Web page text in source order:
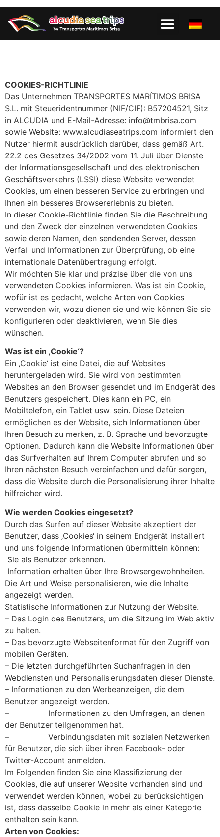
COOKIES-RICHTLINIE
Das Unternehmen TRANSPORTES MARÍTIMOS BRISA
S.L. mit Steueridentnummer (NIF/CIF): B57204521, Sitz
in ALCUDIA und E-Mail-Adresse: info@tmbrisa.com
sowie Website: www.alcudiaseatrips.com informiert den
Nutzer hiermit ausdrücklich darüber, dass gemäß Art.
22.2 des Gesetzes 34/2002 vom 11. Juli über Dienste
der Informationsgesellschaft und des elektronischen
Geschäftsverkehrs (LSSI) diese Website verwendet
Cookies, um einen besseren Service zu erbringen und
Ihnen ein besseres Browsererlebnis zu bieten.
In dieser Cookie-Richtlinie finden Sie die Beschreibung
und den Zweck der einzelnen verwendeten Cookies
sowie deren Namen, den sendenden Server, dessen
Verfall und Informationen zur Überprüfung, ob eine
internationale Datenübertragung erfolgt.
Wir möchten Sie klar und präzise über die von uns
verwendeten Cookies informieren. Was ist ein Cookie,
wofür ist es gedacht, welche Arten von Cookies
verwenden wir, wozu dienen sie und wie können Sie sie
konfigurieren oder deaktivieren, wenn Sie dies
wünschen.
Was ist ein ‚Cookie‘?
Ein ‚Cookie‘ ist eine Datei, die auf Websites
heruntergeladen wird. Sie wird von bestimmten
Websites an den Browser gesendet und im Endgerät des
Benutzers gespeichert. Dies kann ein PC, ein
Mobiltelefon, ein Tablet usw. sein. Diese Dateien
ermöglichen es der Website, sich Informationen über
Ihren Besuch zu merken, z. B. Sprache und bevorzugte
Optionen. Dadurch kann die Website Informationen über
das Surfverhalten auf Ihrem Computer abrufen und so
Ihren nächsten Besuch vereinfachen und dafür sorgen,
dass die Website durch die Personalisierung ihrer Inhalte
hilfreicher wird.
Wie werden Cookies eingesetzt?
Durch das Surfen auf dieser Website akzeptiert der
Benutzer, dass ‚Cookies‘ in seinem Endgerät installiert
und uns folgende Informationen übermitteln können:
Sie als Benutzer erkennen.
Information erhalten über Ihre Browsergewohnheiten.
Die Art und Weise personalisieren, wie die Inhalte
angezeigt werden.
Statistische Informationen zur Nutzung der Website.
– Das Login des Benutzers, um die Sitzung im Web aktiv
zu halten.
– Das bevorzugte Webseitenformat für den Zugriff von
mobilen Geräten.
– Die letzten durchgeführten Suchanfragen in den
Webdiensten und Personalisierungsdaten dieser Dienste.
– Informationen zu den Werbeanzeigen, die dem
Benutzer angezeigt werden.
– Informationen zu den Umfragen, an denen
der Benutzer teilgenommen hat.
– Verbindungsdaten mit sozialen Netzwerken
für Benutzer, die sich über ihren Facebook- oder
Twitter-Account anmelden.
Im Folgenden finden Sie eine Klassifizierung der
Cookies, die auf unserer Website vorhanden sind und
verwendet werden können, wobei zu berücksichtigen
ist, dass dasselbe Cookie in mehr als einer Kategorie
enthalten sein kann.
Arten von Cookies: